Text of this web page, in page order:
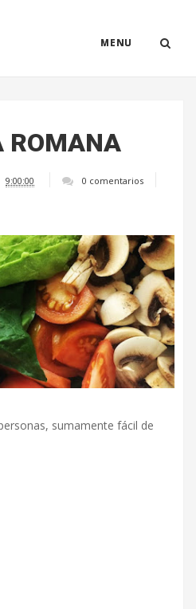
MENU
ROMANA
9:00:00
0 comentarios
sumamente fácil de